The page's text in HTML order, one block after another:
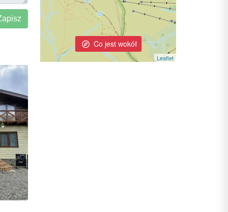
Co jest wokół
Leaflet